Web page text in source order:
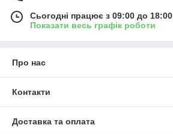
Сьогодні працює з 09:00 до 18:00
Показати весь графік роботи
Про нас
Контакти
Доставка та оплата